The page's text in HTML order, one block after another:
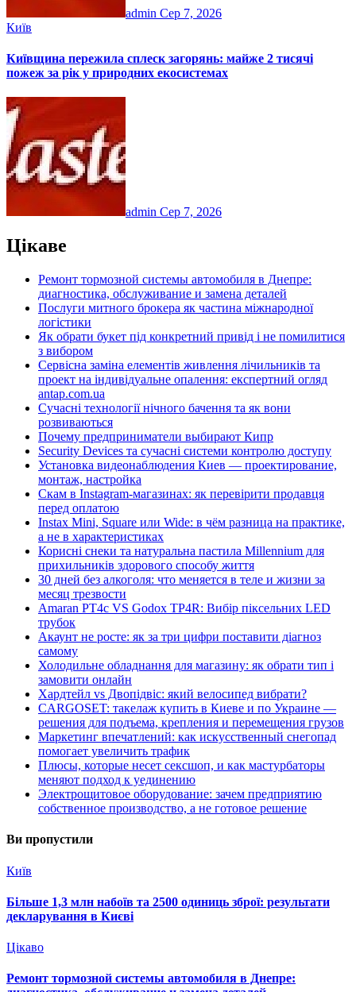
admin Сер 7, 2026
Київ
Київщина пережила сплеск загорянь: майже 2 тисячі
пожеж за рік у природних екосистемах
admin Сер 7, 2026
Цікаве
Ремонт тормозной системы автомобиля в Днепре:
диагностика, обслуживание и замена деталей
Послуги митного брокера як частина міжнародної
логістики
Як обрати букет під конкретний привід і не помилитися
з вибором
Сервісна заміна елементів живлення лічильників та
проект на індивідуальне опалення: експертний огляд
antap.com.ua
Сучасні технології нічного бачення та як вони
розвиваються
Почему предприниматели выбирают Кипр
Security Devices та сучасні системи контролю доступу
Установка видеонаблюдения Киев — проектирование,
монтаж, настройка
Скам в Instagram-магазинах: як перевірити продавця
перед оплатою
Instax Mini, Square или Wide: в чём разница на практике,
а не в характеристиках
Корисні снеки та натуральна пастила Millennium для
прихильників здорового способу життя
30 дней без алкоголя: что меняется в теле и жизни за
месяц трезвости
Amaran PT4c VS Godox TP4R: Вибір піксельних LED
трубок
Акаунт не росте: як за три цифри поставити діагноз
самому
Холодильне обладнання для магазину: як обрати тип і
замовити онлайн
Хардтейл vs Двопідвіс: який велосипед вибрати?
CARGOSET: такелаж купить в Киеве и по Украине —
решения для подъема, крепления и перемещения грузов
Маркетинг впечатлений: как искусственный снегопад
помогает увеличить трафик
Плюсы, которые несет сексшоп, и как мастурбаторы
меняют подход к уединению
Электрощитовое оборудование: зачем предприятию
собственное производство, а не готовое решение
Ви пропустили
Київ
Більше 1,3 млн набоїв та 2500 одиниць зброї: результати
декларування в Києві
Цікаво
Ремонт тормозной системы автомобиля в Днепре: